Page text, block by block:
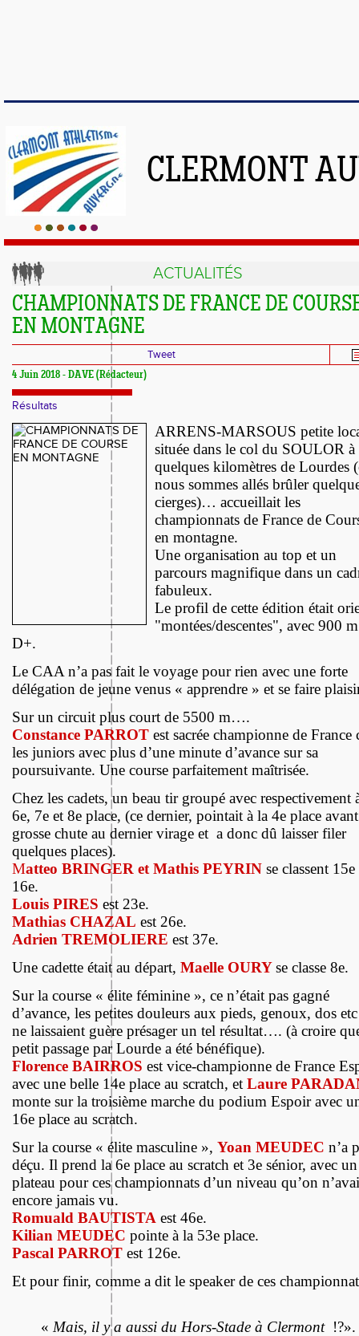
CLERMONT
ACTUALITÉS
CHAMPIONNATS DE FRANCE DE
EN MONTAGNE
Tweet
4 Juin 2018 - DAVE (Rédacteur)
Résultats
ARRENS-MARSOUS petite
située dans le col du SOULOR à
quelques kilomètres de Lourdes
nous sommes allés brûler
cierges)… accueillait les
championnats de France de
en montagne.
Une organisation au top et un
parcours magnifique dans un
fabuleux.
Le profil de cette édition était
"montées/descentes", avec 900
D+.
Le CAA n’a pas fait le voyage pour rien avec une forte
délégation de jeune venus « apprendre » et se faire
Sur un circuit plus court de 5500 m….
Constance PARROT est sacrée championne de France
les juniors avec plus d’une minute d’avance sur sa
poursuivante. Une course parfaitement maîtrisée.
Chez les cadets, un beau tir groupé avec respectivement
6e, 7e et 8e place, (ce dernier, pointait à la 4e place
grosse chute au dernier virage et a donc dû laisser filer
quelques places).
Matteo BRINGER et Mathis PEYRIN se classent 15e
16e.
Louis PIRES est 23e.
Mathias CHAZAL est 26e.
Adrien TREMOLIERE est 37e.
Une cadette était au départ, Maelle OURYse classe 8e.
Sur la course « élite féminine », ce n’était pas gagné
d’avance, les petites douleurs aux pieds, genoux, dos
ne laissaient guère présager un tel résultat…. (à croire
petit passage par Lourde a été bénéfique).
Florence BAIRROS est vice-championne de France
avec une belle 14e place au scratch, et Laure
monte sur la troisième marche du podium Espoir avec
16e place au scratch.
Sur la course « élite masculine », Yoan MEUDEC n’a
déçu. Il prend la 6e place au scratch et 3e sénior, avec un
plateau pour ces championnats d’un niveau qu’on
encore jamais vu.
Romuald BAUTISTA est 46e.
Kilian MEUDEC pointe à la 53e place.
Pascal PARROT est 126e.
Et pour finir, comme a dit le speaker de ces
« Mais, il y a aussi du Hors-Stade à Clermont !?».